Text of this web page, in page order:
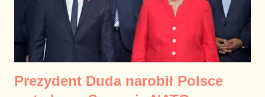
Prezydent Duda narobił Polsce